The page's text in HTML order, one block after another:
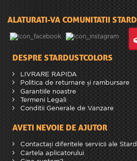
ALATURATI-VA COMUNITATII
DESPRE STARDUSTCOLORS
LIVRARE RAPIDA
Politica de returnare și rambursare
Garantiile noastre
Termeni Legali
Conditii Generale de Vanzare
AVETI NEVOIE DE AJUTOR
Contactați diferitele servicii ale
Cartela aplicatorului